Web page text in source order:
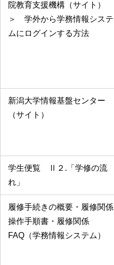
院教育支援機構（サイト）
＞ 学外から学務情報システ
ムにログインする方法
新潟大学情報基盤センター
（サイト）
学生便覧 Ⅱ２.「学修の流
れ」
履修手続きの概要・履修関係
操作手順書・履修関係
FAQ（学務情報システム）